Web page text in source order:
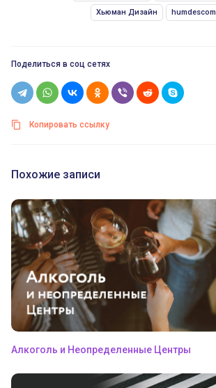
Хьюман Дизайн humdescom
Поделиться в соц сетях
Копировать ссылку
Похожие записи
Алкоголь и Неопределенные Центры